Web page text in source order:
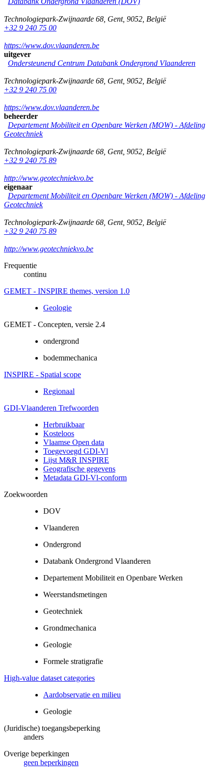
Technologiepark-Zwijnaarde 68 Gent, 9052 België
+32 9 240 75 00
https://www.dov.vlaanderen.be
uitgever
Ondersteunend Centrum Databank Ondergrond Vlaanderen
Technologiepark-Zwijnaarde 68 Gent, 9052 België
+32 9 240 75 00
https://www.dov.vlaanderen.be
beheerder
Departement Mobiliteit en Openbare Werken (MOW) - Afdeling
Geotechniek
Technologiepark-Zwijnaarde 68 Gent, 9052 België
+32 9 240 75 89
http://www.geotechniekvo.be
eigenaar
Departement Mobiliteit en Openbare Werken (MOW) - Afdeling
Geotechniek
Technologiepark-Zwijnaarde 68 Gent, 9052 België
+32 9 240 75 89
http://www.geotechniekvo.be
Frequentie
continu
GEMET - INSPIRE themes, version 1.0
Geologie
GEMET - Concepten, versie 2.4
ondergrond
bodemmechanica
INSPIRE - Spatial scope
Regionaal
GDI-Vlaanderen Trefwoorden
Herbruikbaar
Kosteloos
Vlaamse Open data
Toegevoegd GDI-Vl
Lijst M&R INSPIRE
Geografische gegevens
Metadata GDI-Vl-conform
Zoekwoorden
DOV
Vlaanderen
Ondergrond
Databank Ondergrond Vlaanderen
Departement Mobiliteit en Openbare Werken
Weerstandsmetingen
Geotechniek
Grondmechanica
Geologie
Formele stratigrafie
High-value dataset categories
Aardobservatie en milieu
Geologie
(Juridische) toegangsbeperking
anders
Overige beperkingen
geen beperkingen